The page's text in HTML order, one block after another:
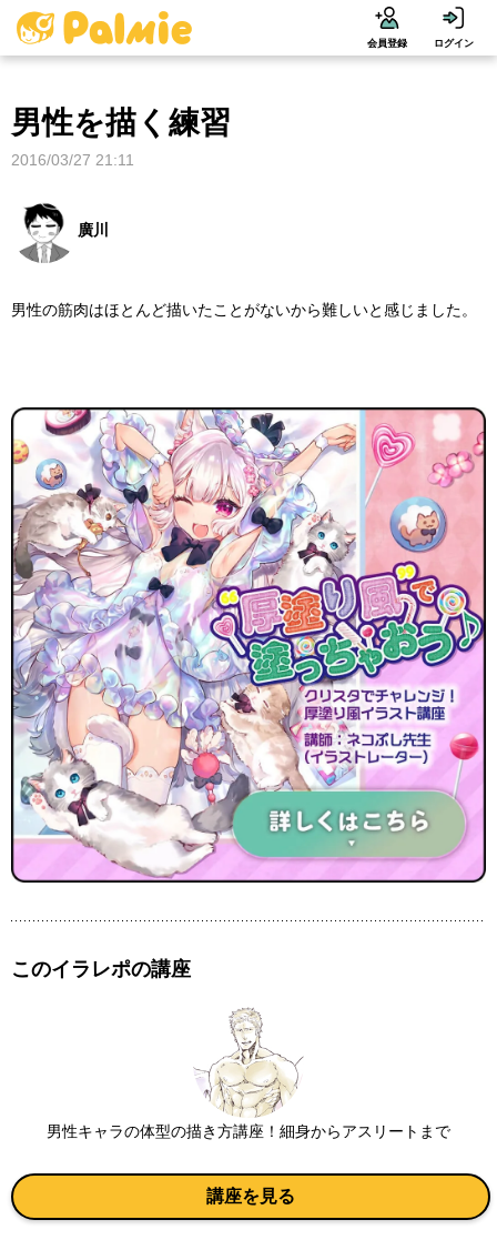
会員登録 ログイン
男性を描く練習
2016/03/27 21:11
廣川
男性の筋肉はほとんど描いたことがないから難しいと感じました。
このイラレポの講座
男性キャラの体型の描き方講座！細身からアスリートまで
講座を見る